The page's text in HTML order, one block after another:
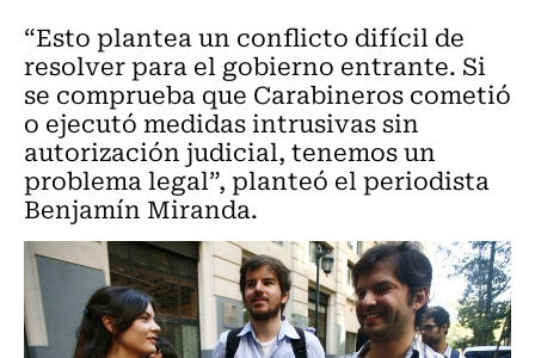
“Esto plantea un conflicto difícil de
resolver para el gobierno entrante. Si
se comprueba que Carabineros cometió
o ejecutó medidas intrusivas sin
autorización judicial, tenemos un
problema legal”, planteó el periodista
Benjamín Miranda.